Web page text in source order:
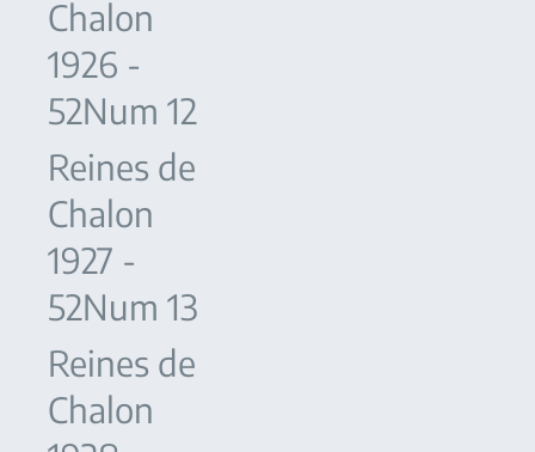
Chalon
1926 -
52Num 12
Reines de
Chalon
1927 -
52Num 13
Reines de
Chalon